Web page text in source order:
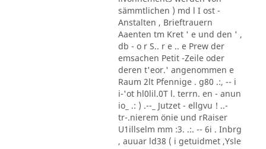
sämmtlichen ) md l I ost -
Anstalten , Brieftrauern
Aaenten tm Kret ' e und den ' ,
db - o r S.. r e .. e Prew der
emsachen Petit -Zeile oder
deren t'eor.' angenommen e
Raum 2lt Pfennige . g80 .:, -- i
i-'ot hl0lil.0T l. terrn. en - anun
io_ .: ) .--_ Jutzet - ellgvu ! ..-
tr-.nierem önie und rRaiser
U1illselm mm :3. .:. -- 6i . Inbrg
, auuar ld38 ( i getuidmet ,Ysle